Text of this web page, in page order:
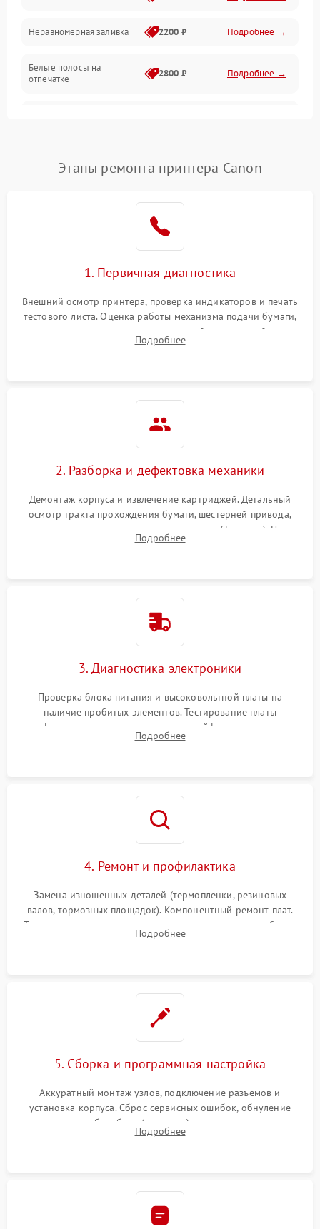
Режим работы
Питание и запуск
Неравномерная заливка 2200 ₽ Подробнее →
Белые полосы на
отпечатке
2800 ₽ Подробнее →
Этапы ремонта принтера Canon
1. Первичная диагностика
Внешний осмотр принтера, проверка индикаторов и печать
тестового листа. Оценка работы механизма подачи бумаги,
выявление посторонних шумов, замятий и первичный анализ
дефектов печати (полосы, фон, пробелы).
Подробнее
2. Разборка и дефектовка механики
Демонтаж корпуса и извлечение картриджей. Детальный
осмотр тракта прохождения бумаги, шестерней привода,
роликов захвата и узла термозакрепления (фьюзера). Поиск
физического износа и повреждений деталей.
Подробнее
3. Диагностика электроники
Проверка блока питания и высоковольтной платы на
наличие пробитых элементов. Тестирование платы
форматирования, целостности шлейфов, контактов
картриджа и оптопар (датчиков прохождения и наличия
Подробнее
4. Ремонт и профилактика
Замена изношенных деталей (термопленки, резиновых
валов, тормозных площадок). Компонентный ремонт плат.
Тщательная очистка тракта печати, контактов и линз блока
лазера (LSU) от просыпанного тонера и пыли.
Подробнее
5. Сборка и программная настройка
Аккуратный монтаж узлов, подключение разъемов и
установка корпуса. Сброс сервисных ошибок, обнуление
счетчиков абсорбера (памперса) или узла переноса,
обновление прошивки и программная калибровка аппарата.
Подробнее